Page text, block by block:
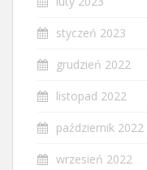
styczeń 2023
grudzień 2022
listopad 2022
październik 2022
wrzesień 2022